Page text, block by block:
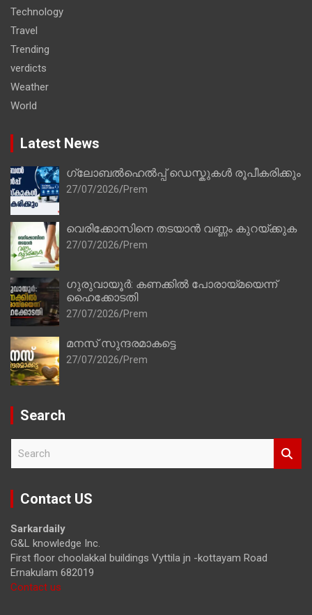
Technology
Travel
Trending
verdicts
Weather
World
Latest News
ഗ്ലോബൽഹെൽപ്പ് ഡെസ്കുകൾ രൂപീകരിക്കും
27/07/2026 Prem
വെരിക്കോസിനെ തടയാൻ വണ്ണം കുറയ്ക്കുക
27/07/2026 Prem
ഗുരുവായൂർ: കണക്കിൽ പോരായ്മയെന്ന്
ഹൈക്കോടതി
27/07/2026 Prem
മനസ് സുന്ദരമാകട്ടെ
27/07/2026 Prem
Search
r
Contact US
Sarkardaily
G&L knowledge Inc.
First floor choolakkal buildings Vyttila jn -kottayam Road
Ernakulam 682019
Contact us